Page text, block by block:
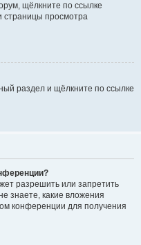
щёлкните по ссылке
страницы просмотра
раздел и щёлкните по ссылке
разрешить или запретить
знаете, какие вложения
конференции для получения